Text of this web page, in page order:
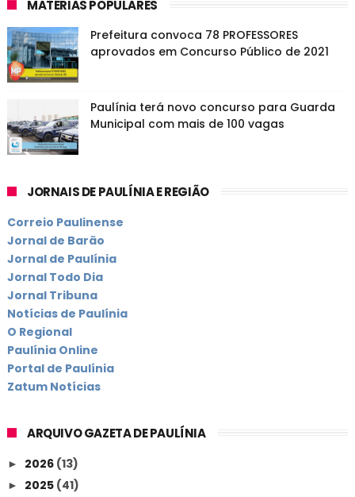
MATÉRIAS POPULARES
Prefeitura convoca 78 PROFESSORES
aprovados em Concurso Público de 2021
Paulínia terá novo concurso para Guarda
Municipal com mais de 100 vagas
JORNAIS DE PAULÍNIA E REGIÃO
Correio Paulinense
Jornal de Barão
Jornal de Paulínia
Jornal Todo Dia
Jornal Tribuna
Notícias de Paulínia
O Regional
Paulínia Online
Portal de Paulínia
Zatum Notícias
ARQUIVO GAZETA DE PAULÍNIA
► 2026 (13)
► 2025 (41)